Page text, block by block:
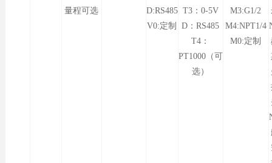
量程可选
D:RS485
V0:定制
T3：0-5V
D：RS485
T4：
PT1000（可
选）
M3:G1/2
M4:NPT1/4
M0:定制